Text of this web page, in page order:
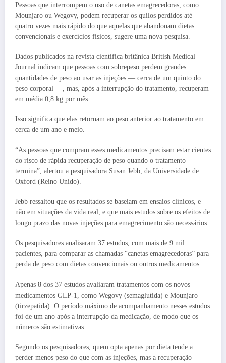
Pessoas que interrompem o uso de canetas emagrecedoras, como
Mounjaro ou Wegovy, podem recuperar os quilos perdidos até
quatro vezes mais rápido do que aquelas que abandonam dietas
convencionais e exercícios físicos, sugere uma nova pesquisa.
Dados publicados na revista científica britânica British Medical
Journal indicam que pessoas com sobrepeso perdem grandes
quantidades de peso ao usar as injeções — cerca de um quinto do
peso corporal —, mas, após a interrupção do tratamento, recuperam
em média 0,8 kg por mês.
Isso significa que elas retornam ao peso anterior ao tratamento em
cerca de um ano e meio.
“As pessoas que compram esses medicamentos precisam estar cientes
do risco de rápida recuperação de peso quando o tratamento
termina”, alertou a pesquisadora Susan Jebb, da Universidade de
Oxford (Reino Unido).
Jebb ressaltou que os resultados se baseiam em ensaios clínicos, e
não em situações da vida real, e que mais estudos sobre os efeitos de
longo prazo das novas injeções para emagrecimento são necessários.
Os pesquisadores analisaram 37 estudos, com mais de 9 mil
pacientes, para comparar as chamadas “canetas emagrecedoras” para
perda de peso com dietas convencionais ou outros medicamentos.
Apenas 8 dos 37 estudos avaliaram tratamentos com os novos
medicamentos GLP-1, como Wegovy (semaglutida) e Mounjaro
(tirzepatida). O período máximo de acompanhamento nesses estudos
foi de um ano após a interrupção da medicação, de modo que os
números são estimativas.
Segundo os pesquisadores, quem opta apenas por dieta tende a
perder menos peso do que com as injeções, mas a recuperação